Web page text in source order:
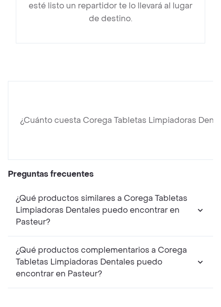
esté listo un repartidor te lo llevará al lugar
de destino.
¿Cuánto cuesta Corega Tabletas Limpiadoras
Preguntas frecuentes
¿Qué productos similares a Corega Tabletas
Limpiadoras Dentales puedo encontrar en
Pasteur?
¿Qué productos complementarios a Corega
Tabletas Limpiadoras Dentales puedo
encontrar en Pasteur?